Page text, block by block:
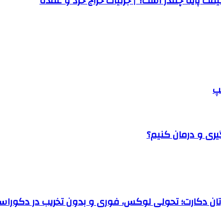
و درمان کنیم؟
دکارت؛ تحولی لوکس، فوری و بدون تخریب در